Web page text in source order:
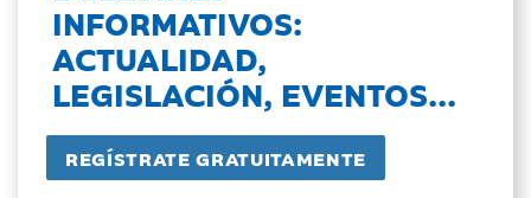
INFORMATIVOS:
ACTUALIDAD,
LEGISLACIÓN, EVENTOS...